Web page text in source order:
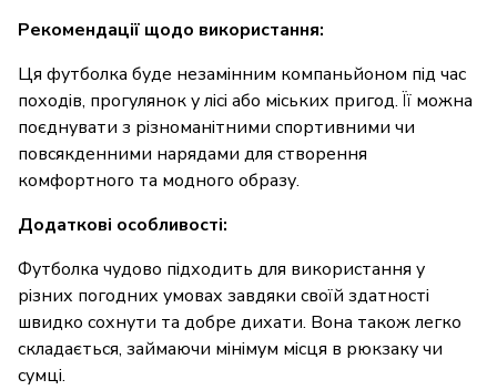
Рекомендації щодо використання:
Ця футболка буде незамінним компаньйоном під час
походів, прогулянок у лісі або міських пригод. Її можна
поєднувати з різноманітними спортивними чи
повсякденними нарядами для створення
комфортного та модного образу.
Додаткові особливості:
Футболка чудово підходить для використання у
різних погодних умовах завдяки своїй здатності
швидко сохнути та добре дихати. Вона також легко
складається, займаючи мінімум місця в рюкзаку чи
сумці.